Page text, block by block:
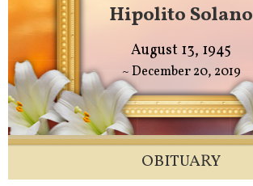
Hipolito Solano
August 13, 1945
~ December 20, 2019
OBITUARY